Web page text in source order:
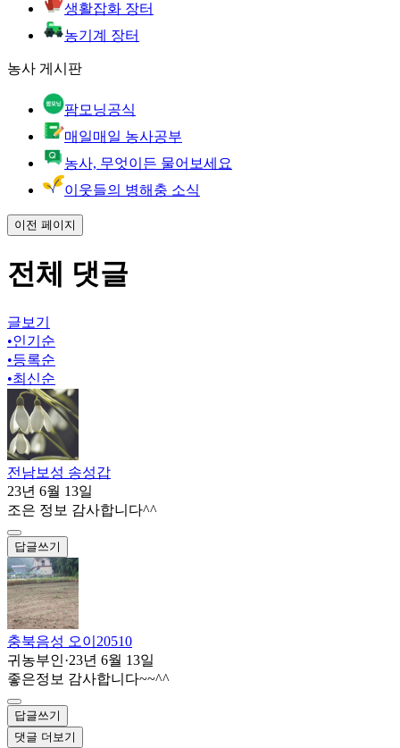
생활잡화 장터
농기계 장터
농사 게시판
팜모닝공식
매일매일 농사공부
농사, 무엇이든 물어보세요
이웃들의 병해충 소식
이전 페이지
전체 댓글
글보기
•인기순
•등록순
•최신순
전남보성 송성갑
23년 6월 13일
조은 정보 감사합니다^^
답글쓰기
충북음성 오이20510
귀농부인·23년 6월 13일
좋은정보 감사합니다~~^^
답글쓰기
댓글 더보기